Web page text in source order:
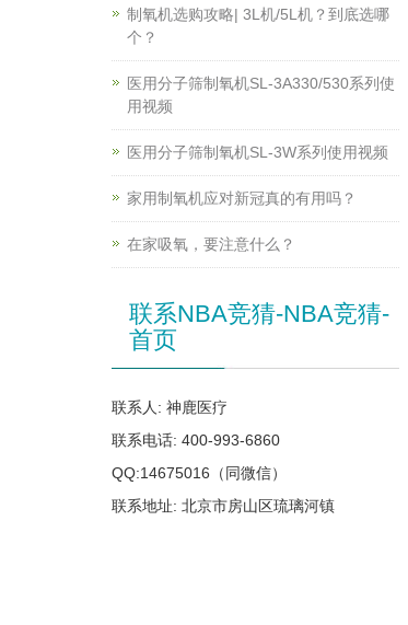
制氧机选购攻略| 3L机/5L机？到底选哪
个？
医用分子筛制氧机SL-3A330/530系列使
用视频
医用分子筛制氧机SL-3W系列使用视频
家用制氧机应对新冠真的有用吗？
在家吸氧，要注意什么？
联系NBA竞猜-NBA竞猜-
首页
联系人: 神鹿医疗
联系电话: 400-993-6860
QQ:14675016（同微信）
联系地址: 北京市房山区琉璃河镇